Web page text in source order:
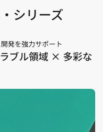
シリーズ
発を強力サポート
ブル領域 × 多彩な